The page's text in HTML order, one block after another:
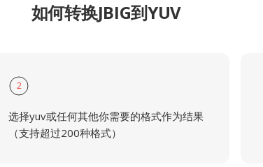
如何转换JBIG到YUV
2
选择yuv或任何其他你需要的格式作为结果
（支持超过200种格式）